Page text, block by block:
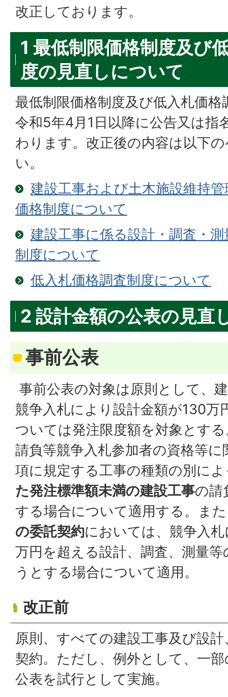
改正しております。
1 最低制限価格制度及び
度の見直しについて
最低制限価格制度及び低入札価
令和5年4月1日以降に公告又は指
わります。改正後の内容は以下
い。
建設工事および土木施設維持
価格制度について
建設工事に係る設計・調査・
制度について
低入札価格調査制度について
2 設計金額の公表の見直
事前公表
事前公表の対象は原則として、
競争入札により設計金額が130万
ついては発注限度額を対象とす
請負等競争入札参加者の資格等
項に規定する工事の種類の別に
た発注標準額未満の建設工事の請
する場合について適用する。ま
の委託契約においては、競争入
万円を超える設計、調査、測量
うとする場合について適用。
改正前
原則、すべての建設工事及び設
契約。ただし、例外として、一
公表を試行として実施。